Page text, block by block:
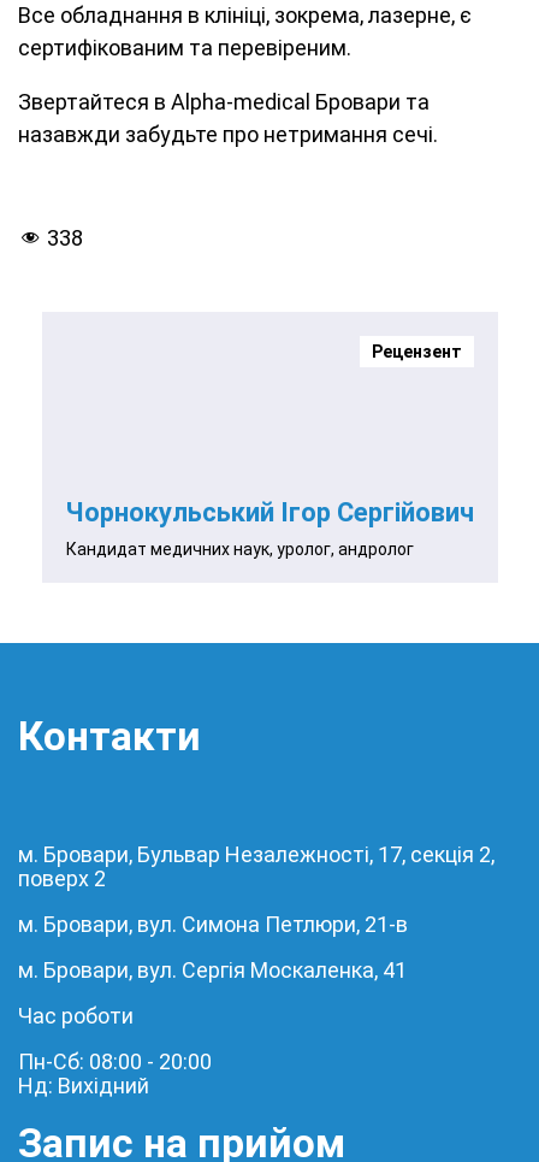
Все обладнання в клініці, зокрема, лазерне, є
сертифікованим та перевіреним.
Звертайтеся в Alpha-medical Бровари та
назавжди забудьте про нетримання сечі.
338
Рецензент
Чорнокульський Ігор Сергійович
Кандидат медичних наук, уролог, андролог
Контакти
м. Бровари, Бульвар Незалежності, 17, секція 2,
поверх 2
м. Бровари, вул. Симона Петлюри, 21-в
м. Бровари, вул. Сергія Москаленка, 41
Час роботи
Пн-Сб: 08:00 - 20:00
Нд: Вихідний
Запис на прийом